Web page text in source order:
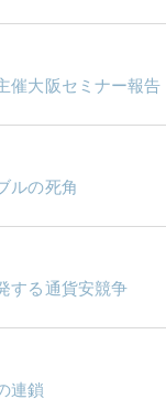
催大阪セミナー報告
ルの死角
する通貨安競争
連鎖